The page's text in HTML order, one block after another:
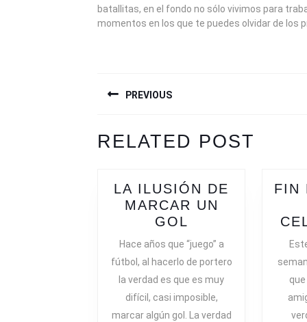
batallitas, en el fondo no sólo vivimos para
momentos en los que te puedes olvidar de los
DE
ENTRADAS
PREVIOUS
post:
RELATED POST
LA ILUSIÓN DE
MARCAR UN
GOL
ILUSIÓN
DE
MARCAR
UN
GOL
Hace años que “juego” a
fútbol, al hacerlo de portero
la verdad es que es muy
difícil, casi imposible,
marcar algún gol. La verdad
FIN